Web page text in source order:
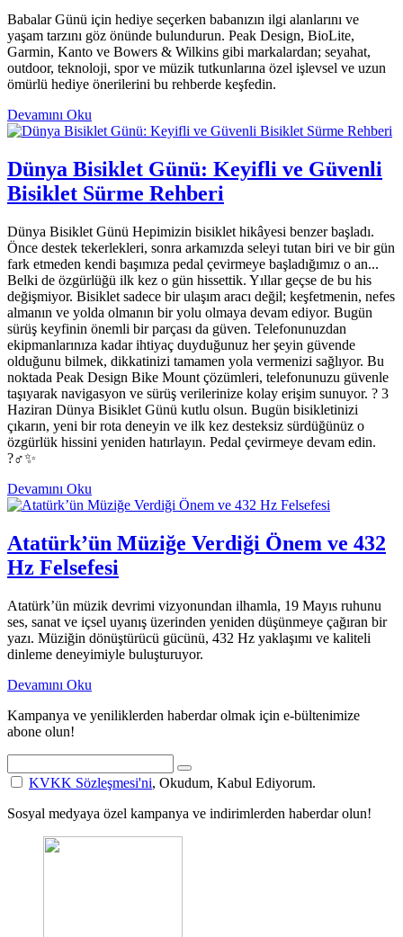
Babalar Günü için hediye seçerken babanızın ilgi alanlarını ve
yaşam tarzını göz önünde bulundurun. Peak Design, BioLite,
Garmin, Kanto ve Bowers & Wilkins gibi markalardan; seyahat,
outdoor, teknoloji, spor ve müzik tutkunlarına özel işlevsel ve uzun
ömürlü hediye önerilerini bu rehberde keşfedin.
Devamını Oku
Dünya Bisiklet Günü: Keyifli ve Güvenli
Bisiklet Sürme Rehberi
Dünya Bisiklet Günü Hepimizin bisiklet hikâyesi benzer başladı.
Önce destek tekerlekleri, sonra arkamızda seleyi tutan biri ve bir gün
fark etmeden kendi başımıza pedal çevirmeye başladığımız o an...
Belki de özgürlüğü ilk kez o gün hissettik. Yıllar geçse de bu his
değişmiyor. Bisiklet sadece bir ulaşım aracı değil; keşfetmenin, nefes
almanın ve yolda olmanın bir yolu olmaya devam ediyor. Bugün
sürüş keyfinin önemli bir parçası da güven. Telefonunuzdan
ekipmanlarınıza kadar ihtiyaç duyduğunuz her şeyin güvende
olduğunu bilmek, dikkatinizi tamamen yola vermenizi sağlıyor. Bu
noktada Peak Design Bike Mount çözümleri, telefonunuzu güvenle
taşıyarak navigasyon ve sürüş verilerinize kolay erişim sunuyor. ? 3
Haziran Dünya Bisiklet Günü kutlu olsun. Bugün bisikletinizi
çıkarın, yeni bir rota deneyin ve ilk kez desteksiz sürdüğünüz o
özgürlük hissini yeniden hatırlayın. Pedal çevirmeye devam edin.
?‍♂️✨
Devamını Oku
Atatürk’ün Müziğe Verdiği Önem ve 432
Hz Felsefesi
Atatürk’ün müzik devrimi vizyonundan ilhamla, 19 Mayıs ruhunu
ses, sanat ve içsel uyanış üzerinden yeniden düşünmeye çağıran bir
yazı. Müziğin dönüştürücü gücünü, 432 Hz yaklaşımı ve kaliteli
dinleme deneyimiyle buluşturuyor.
Devamını Oku
Kampanya ve yeniliklerden haberdar olmak için e-bültenimize
abone olun!
KVKK Sözleşmesi'ni, Okudum, Kabul Ediyorum.
Sosyal medyaya özel kampanya ve indirimlerden haberdar olun!